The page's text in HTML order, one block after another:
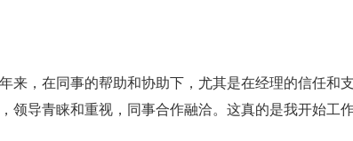
，在同事的帮助和协助下，尤其是在经理的信任和
领导青睐和重视，同事合作融洽。这真的是我开始工